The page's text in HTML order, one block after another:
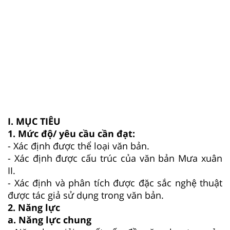
I. MỤC TIÊU
1. Mức độ/ yêu cầu cần đạt:
- Xác định được thể loại văn bản.
- Xác định được cấu trúc của văn bản Mưa xuân
II.
- Xác định và phân tích được đặc sắc nghệ thuật
được tác giả sử dụng trong văn bản.
2. Năng lực
a. Năng lực chung